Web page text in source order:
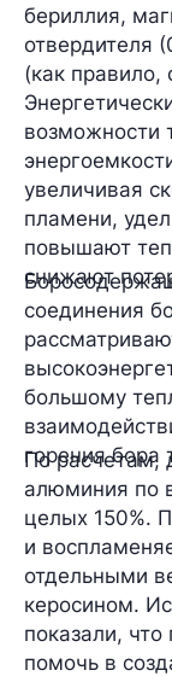
бериллия,
отвердителя
(как правило,
возможности
увеличивая
пламени,
повышают
снижают
соединения
большому
горения бора
По расчетам,
алюминия по
целых 150%.
и
отдельными
керосином.
показали,
помочь в